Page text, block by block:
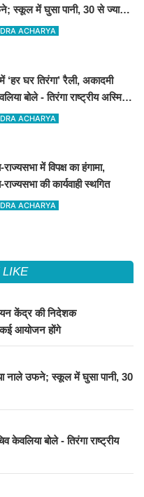
स्कूल में घुसा पानी, 30 से ज्यादा
रेस्क्यूACHARYA
‘हर घर तिरंगा’ रैली, अकादमी
बोले - तिरंगा राष्ट्रीय अस्मिता
का प्रतीक
ACHARYA
में विपक्ष का हंगामा,
की कार्यवाही स्थगित
ACHARYA
LIKE
केंद्र की निदेशक
आयोजन होंगे
नाले उफने; स्कूल में घुसा पानी, 30
केवलिया बोले - तिरंगा राष्ट्रीय